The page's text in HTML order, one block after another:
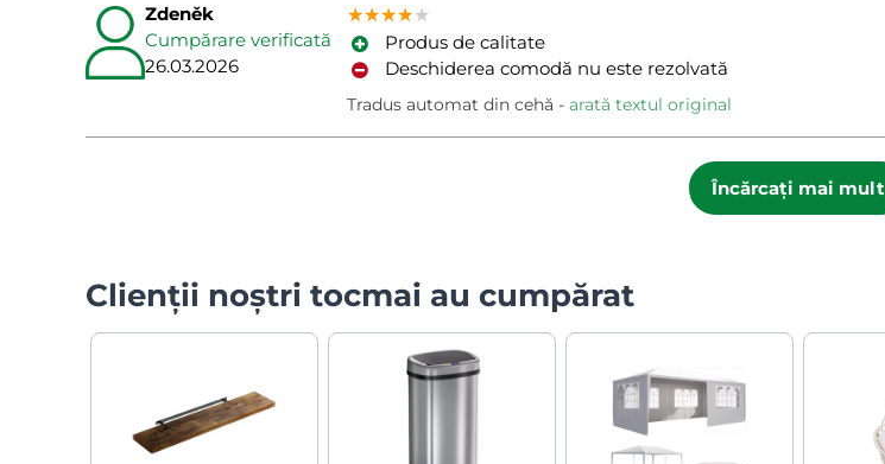
Zdeněk
Cumpărare verificată
26.03.2026
★★★★★
★★★★★
★★★★★
Produs de calitate
Deschiderea comodă nu este rezolvată
Tradus automat din cehă arată textul original
Încărcați mai mult
Clienții noștri tocmai au cumpărat